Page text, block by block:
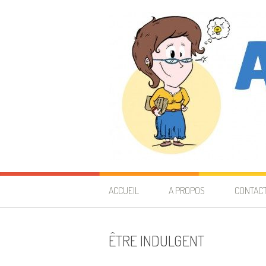
Astuces de prof
ACCUEIL A PROPOS
ÊTRE INDULGENT